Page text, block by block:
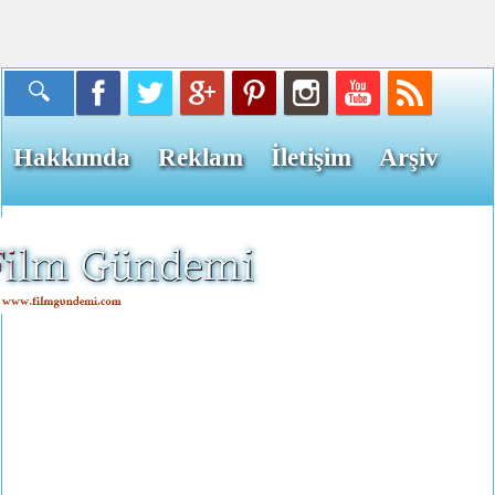
Hakkımda Reklam İletişim Arşiv